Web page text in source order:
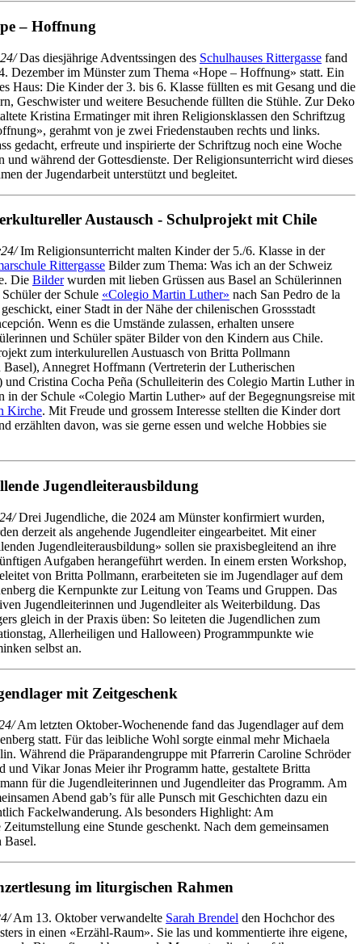
– Hoffnung
Das diesjährige Adventssingen des Schulhauses Rittergasse fand
Dezember im Münster zum Thema «Hope – Hoffnung» statt. Ein
Haus: Die Kinder der 3. bis 6. Klasse füllten es mit Gesang und die
Geschwister und weitere Besuchende füllten die Stühle. Zur Deko
Kristina Ermatinger mit ihren Religionsklassen den Schriftzug
gerahmt von je zwei Friedenstauben rechts und links.
gedacht, erfreute und inspirierte der Schriftzug noch eine Woche
und während der Gottesdienste. Der Religionsunterricht wird dieses
der Jugendarbeit unterstützt und begleitet.
Austausch - Schulprojekt mit Chile
Im Religionsunterricht malten Kinder der 5./6. Klasse in der
Rittergasse Bilder zum Thema: Was ich an der Schweiz
Die Bilderwurden mit lieben Grüssen aus Basel an Schülerinnen
der Schule «Colegio Martin Luther» nach San Pedro de la
einer Stadt in der Nähe der chilenischen Grossstadt
Wenn es die Umstände zulassen, erhalten unsere
und Schüler später Bilder von den Kindern aus Chile.
zum interkulurellen Austuasch von Britta Pollmann
Annegret Hoffmann (Vertreterin der Lutherischen
Cristina Cocha Peña (Schulleiterin des Colegio Martin Luther in
in der Schule «Colegio Martin Luther» auf der Begegnungsreise mit
Kirche. Mit Freude und grossem Interesse stellten die Kinder dort
erzählten davon, was sie gerne essen und welche Hobbies sie
Jugendleiterausbildung
Drei Jugendliche, die 2024 am Münster konfirmiert wurden,
derzeit als angehende Jugendleiter eingearbeitet. Mit einer
Jugendleiterausbildung» sollen sie praxisbegleitend an ihre
Aufgaben herangeführt werden. In einem ersten Workshop,
von Britta Pollmann, erarbeiteten sie im Jugendlager auf dem
die Kernpunkte zur Leitung von Teams und Gruppen. Das
Jugendleiterinnen und Jugendleiter als Weiterbildung. Das
gleich in der Praxis üben: So leiteten die Jugendlichen zum
Allerheiligen und Halloween) Programmpunkte wie
selbst an.
mit Zeitgeschenk
Am letzten Oktober-Wochenende fand das Jugendlager auf dem
statt. Für das leibliche Wohl sorgte einmal mehr Michaela
Während die Präparandengruppe mit Pfarrerin Caroline Schröder
und Vikar Jonas Meier ihr Programm hatte, gestaltete Britta
für die Jugendleiterinnen und Jugendleiter das Programm. Am
Abend gab’s für alle Punsch mit Geschichten dazu ein
Fackelwanderung. Als besonders Highlight: Am
eine Stunde geschenkt. Nach dem gemeinsamen
Basel.
im liturgischen Rahmen
Am 13. Oktober verwandelte Sarah Brendel den Hochchor des
in einen «Erzähl-Raum». Sie las und kommentierte ihre eigene,